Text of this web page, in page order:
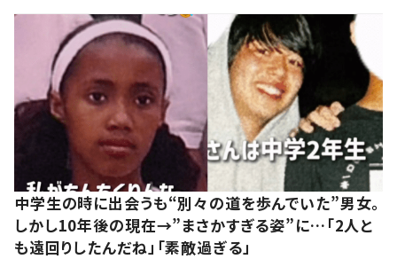
中学生の時に出会うも“別々の道を歩んでいた”男女。
しかし10年後の現在→”まさかすぎる姿”に…「2人と
も遠回りしたんだね」「素敵過ぎる」